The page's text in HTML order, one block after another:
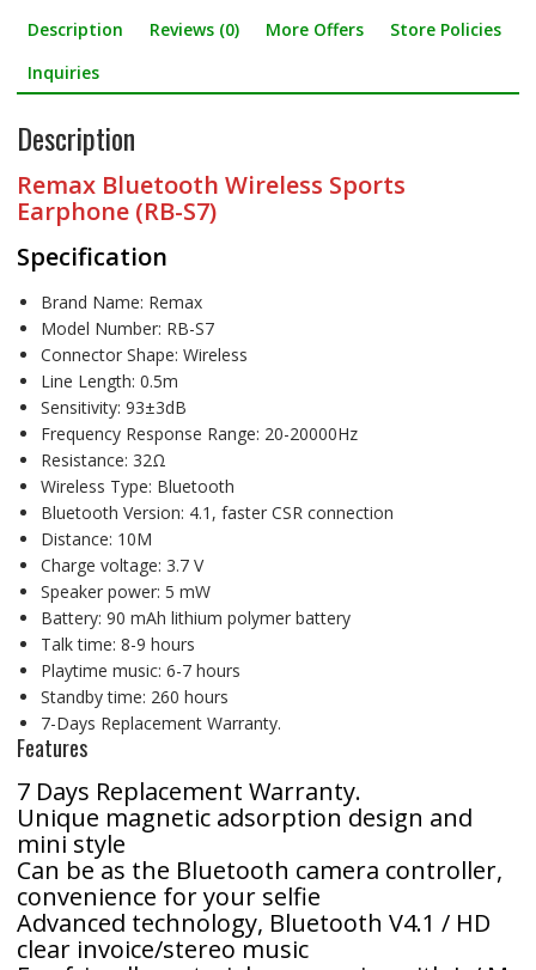
e
b
o
o
k
itt ar
Description Reviews (0) More Offers
Store Policies
Inquiries
Description
Remax Bluetooth Wireless Sports
Earphone (RB-S7)
Specification
Brand Name: Remax
Model Number: RB-S7
Connector Shape: Wireless
Line Length: 0.5m
Sensitivity: 93±3dB
Frequency Response Range: 20-20000Hz
Resistance: 32Ω
Wireless Type: Bluetooth
Bluetooth Version: 4.1, faster CSR connection
Distance: 10M
Charge voltage: 3.7 V
Speaker power: 5 mW
Battery: 90 mAh lithium polymer battery
Talk time: 8-9 hours
Playtime music: 6-7 hours
Standby time: 260 hours
7-Days Replacement Warranty.
Features
7 Days Replacement Warranty.
Unique magnetic adsorption design and
mini style
Can be as the Bluetooth camera controller,
convenience for your selfie
Advanced technology, Bluetooth V4.1 / HD
clear invoice/stereo music